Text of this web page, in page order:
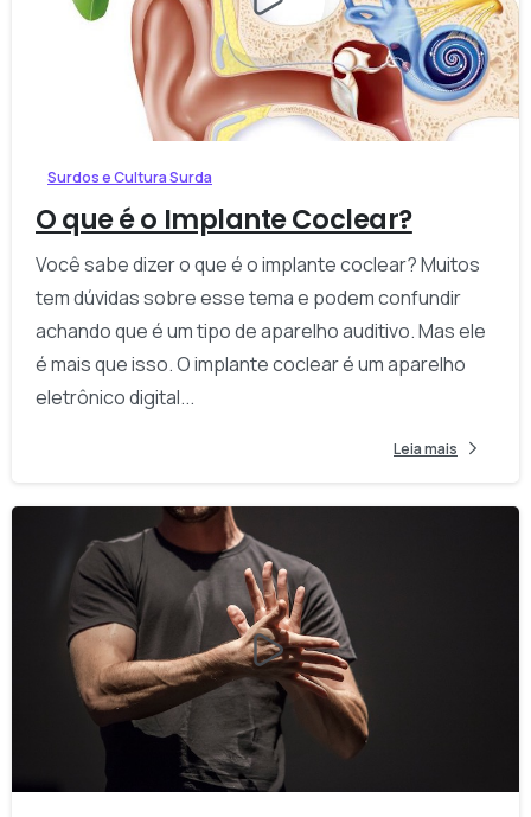
-
Surdos e Cultura Surda
O que é o Implante Coclear?
Você sabe dizer o que é o implante coclear? Muitos
tem dúvidas sobre esse tema e podem confundir
achando que é um tipo de aparelho auditivo. Mas ele
é mais que isso. O implante coclear é um aparelho
eletrônico digital...
Leia mais